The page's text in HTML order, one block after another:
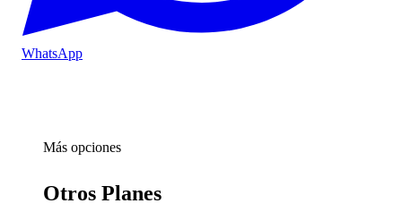
WhatsApp
Más opciones
Otros Planes